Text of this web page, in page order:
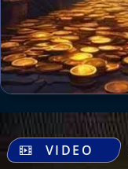
VIDEO